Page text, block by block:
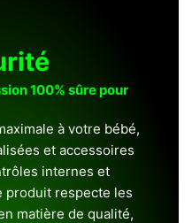
100% sûre pour
à votre bébé,
et accessoires
internes et
produit respecte les
matière de qualité,